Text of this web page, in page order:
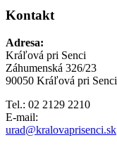
Kontakt
Adresa:
Kráľová pri Senci
Záhumenská 326/23
90050 Kráľová pri Senci
Tel.: 02 2129 2210
E-mail:
urad@kralovaprisenci.sk